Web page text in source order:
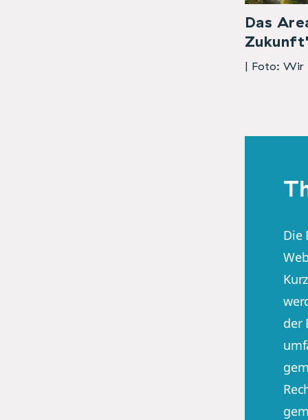
Das
| Foto: Wir
Die
der